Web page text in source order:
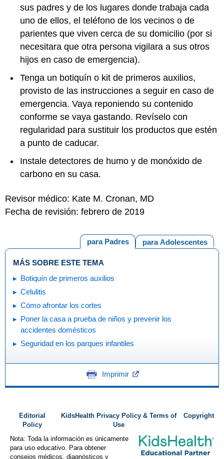
sus padres y de los lugares donde trabaja cada
uno de ellos, el teléfono de los vecinos o de
parientes que viven cerca de su domicilio (por si
necesitara que otra persona vigilara a sus otros
hijos en caso de emergencia).
Tenga un botiquín o kit de primeros auxilios,
provisto de las instrucciones a seguir en caso de
emergencia. Vaya reponiendo su contenido
conforme se vaya gastando. Revíselo con
regularidad para sustituir los productos que estén
a punto de caducar.
Instale detectores de humo y de monóxido de
carbono en su casa.
Revisor médico: Kate M. Cronan, MD
Fecha de revisión: febrero de 2019
para Adolescentes
para Padres
MÁS SOBRE ESTE TEMA
Botiquín de primeros auxilios
Celulitis
Cómo afrontar los cortes
Poner la casa a prueba de niños y prevenir los
accidentes domésticos
Seguridad en los parques infantiles
Imprimir
Editorial
Policy
KidsHealth Privacy Policy & Terms of
Use
Copyright
Nota: Toda la información es únicamente
para uso educativo. Para obtener
consejos médicos, diagnósticos y